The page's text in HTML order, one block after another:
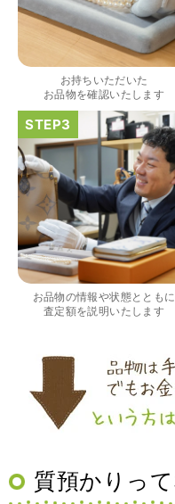
（大阪府大阪市）きれい
出していただいたのが
（大阪府大阪市）すごく
ムページの皆様の評価が
めての利用でしたが、対
く良かったです。 これか
ススメです。
やすくとても良い時間
本当に有難う御座います!!
お持ちいただいた
お品物を確認いたします
お品物の情報や状態とともに
査定額を説明いたします
質預かりっ